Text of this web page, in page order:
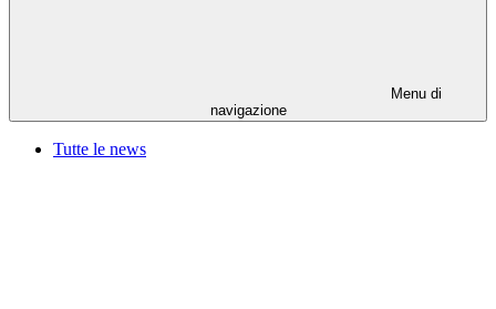
Menu di
navigazione
Tutte le news